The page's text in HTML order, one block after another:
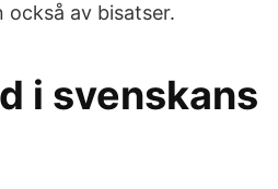
av bisatser.
i svenskans